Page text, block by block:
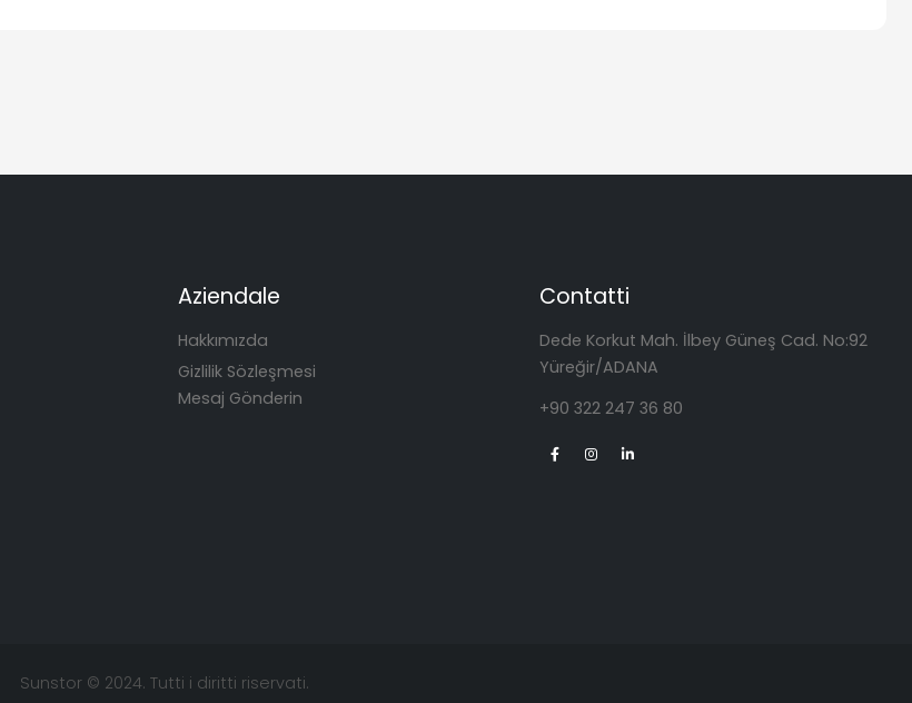
Aziendale
Hakkımızda
Gizlilik Sözleşmesi
Mesaj Gönderin
Contatti
Dede Korkut Mah. İlbey Güneş Cad. No:92
Yüreğir/ADANA
+90 322 247 36 80
Sunstor © 2024. Tutti i diritti riservati.